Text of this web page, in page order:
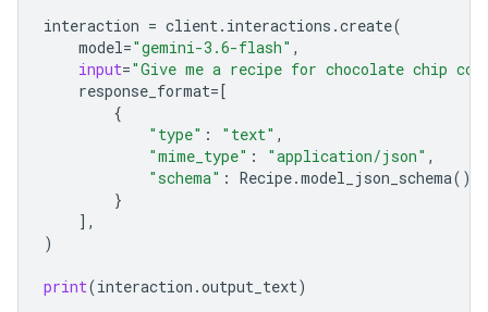
interaction = client. interactions .create(
model="gemini-3.6-flash" ,
input="Give me a recipe for chocolate chip
response_format=[
{
"type" : "text" ,
"mime_type" : "application/json" ,
"schema" : Recipe.model_json_schema(),
}
],
)
print(interaction .output_text)